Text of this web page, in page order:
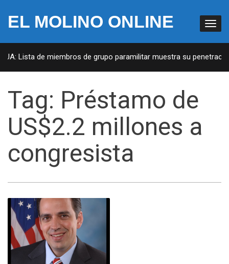
EL MOLINO ONLINE
Lista de miembros de grupo paramilitar muestra su penetración
Tag: Préstamo de
US$2.2 millones a
congresista